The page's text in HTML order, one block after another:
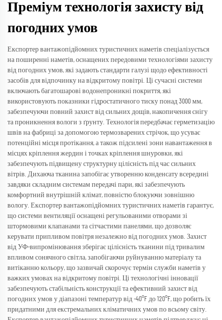
Преміум технологія захисту від
погодних умов
Експортер вантажопідйомних туристичних наметів спеціалізується
на поширенні наметів, оснащених передовими технологіями захисту
від погодних умов, які задають стандарти галузі щодо ефективності
засобів для відпочинку на відкритому повітрі. Ці сучасні системи
включають багатошарові водонепроникні покриття, які
використовують показники гідростатичного тиску понад 3000 мм,
забезпечуючи повний захист від сильних дощів, накопичення снігу
та проникнення вологи з ґрунту. Технологія передбачає герметизацію
швів на фабриці за допомогою термозварених стрічок, що усуває
потенційні місця протікання, а також підсилені зони навантаження в
місцях кріплення жердин і точках кріплення шнуровки, які
забезпечують підвищену структурну цілісність під час сильних
вітрів. Дихаюча тканина запобігає утворенню конденсату всередині
завдяки складним системам передачі пари, які забезпечують
комфортний внутрішній клімат, повністю блокуючи зовнішню
вологу. Експортер вантажопідйомних туристичних наметів гарантує,
що системи вентиляції оснащені регульованими отворами зі
штормовими клапанами та сітчастими панелями, що дозволяє
керувати припливом повітря незалежно від погодних умов. Захист
від УФ-випромінювання зберігає цілісність тканини під тривалим
впливом сонячного світла, запобігаючи руйнуванню матеріалу та
витіканню кольору, що зазвичай скорочує термін служби наметів у
важких умовах на відкритому повітрі. Ці технологічні інновації
забезпечують стабільність конструкції та ефективний захист від
погодних умов у діапазоні температур від -40°F до 120°F, що робить їх
придатними для екстремальних кліматичних умов по всьому світу.